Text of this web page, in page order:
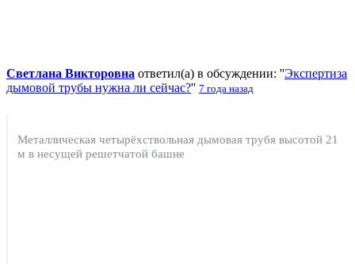
Светлана Викторовна ответил(а) в обсуждении: ''Экспертиза
дымовой трубы нужна ли сейчас?'' 7 года назад
Металлическая четырёхствольная дымовая трубя высотой 21
м в несущей решетчатой башне